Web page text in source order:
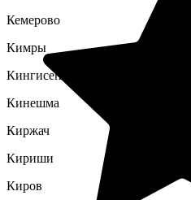
Кемерово
Кимры
Кингисепп
Кинешма
Киржач
Кириши
Киров